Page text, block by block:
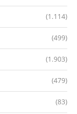
(1.114)
(499)
(1.903)
(479)
(83)